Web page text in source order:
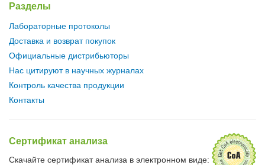
Разделы
Лабораторные протоколы
Доставка и возврат покупок
Официальные дистрибьюторы
Нас цитируют в научных журналах
Контроль качества продукции
Контакты
Сертификат анализа
Скачайте сертификат анализа в электронном виде: